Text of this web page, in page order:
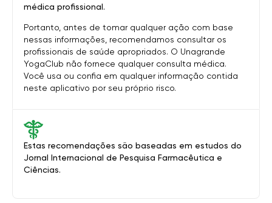
Estas recomendações são baseadas em estudos do
Jornal Internacional de Pesquisa Farmacêutica e
Ciências.
médica profissional.
Portanto, antes de tomar qualquer ação com base
nessas informações, recomendamos consultar os
profissionais de saúde apropriados. O Unagrande
YogaClub não fornece qualquer consulta médica.
Você usa ou confia em qualquer informação contida
neste aplicativo por seu próprio risco.